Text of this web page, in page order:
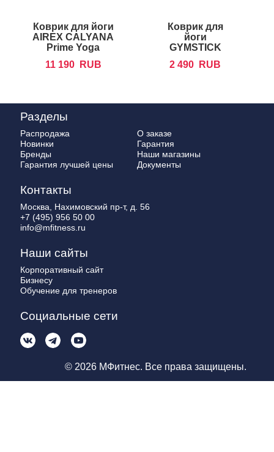
Коврик для йоги
AIREX CALYANA
Prime Yoga
11 190
RUB
Коврик для
йоги
GYMSTICK
Cork
2 490 RUB
Разделы
Распродажа
Новинки
Бренды
Гарантия лучшей цены
О заказе
Гарантия
Наши магазины
Документы
Контакты
Москва, Нахимовский пр-т, д. 56
+7 (495) 956 50 00
info@mfitness.ru
Наши сайты
Корпоративный сайт
Бизнесу
Обучение для тренеров
Социальные сети
© 2026 МФитнес. Все права защищены.